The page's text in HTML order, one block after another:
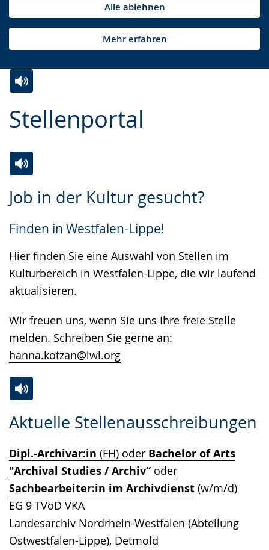
Alle ablehnen
Mehr erfahren
Stellenportal
Leichten
wechseln.
Audio-
Unterstützung.
Video
Deutscher
Gebärdensprache
wird
angezeigt.
Job in der Kultur gesucht?
Finden in Westfalen-Lippe!
Hier finden Sie eine Auswahl von Stellen im
Kulturbereich in Westfalen-Lippe, die wir laufend
aktualisieren.
Wir freuen uns, wenn Sie uns Ihre freie Stelle
melden. Schreiben Sie gerne an:
hanna.kotzan@lwl.org
Leichten
wechseln.
Audio-
Video
Deutscher
Gebärdensprache
wird
angezeigt.
Aktuelle Stellenausschreibungen
Dipl.-Archivar:in (FH) oder Bachelor of Arts
"Archival Studies / Archiv“ oder
Sachbearbeiter:in im Archivdienst (w/m/d)
EG 9 TVöD VKA
Landesarchiv Nordrhein-Westfalen (Abteilung
Ostwestfalen-Lippe), Detmold
Leichten
wechseln.
Audio-
Video
Deutscher
Gebärdensprache
wird
angezeigt.